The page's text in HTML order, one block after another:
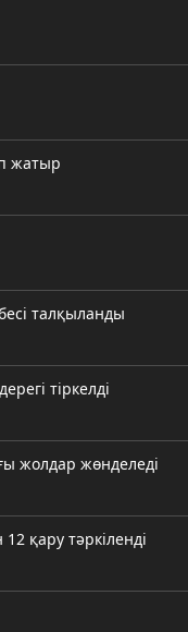
жатыр
талқыланды
тіркелді
жолдар жөнделеді
қару тәркіленді